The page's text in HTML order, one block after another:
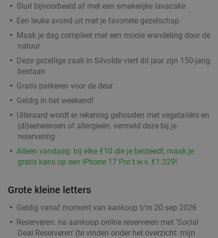
Sluit bijvoorbeeld af met een smakelijke lavacake
Een leuke avond uit met je favoriete gezelschap
Maak je dag compleet met een mooie wandeling door de
natuur
Deze gezellige zaak in Silvolde viert dit jaar zijn 150-jarig
bestaan
Gratis parkeren voor de deur
Geldig in het weekend!
Uiteraard wordt er rekening gehouden met vegetariërs en
(di)eetwensen of allergieën, vermeld deze bij je
reservering
Alleen vandaag: bij elke €10 die je besteedt, maak je
gratis kans op een iPhone 17 Pro t.w.v. €1.329!
Grote kleine letters
Geldig vanaf moment van aankoop t/m 20 sep 2026
Reserveren: na aankoop online reserveren met 'Social
Deal Reserveren' (te vinden onder het overzicht: mijn